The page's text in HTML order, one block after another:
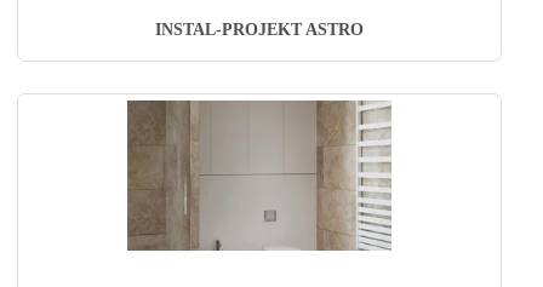
INSTAL-PROJEKT ASTRO